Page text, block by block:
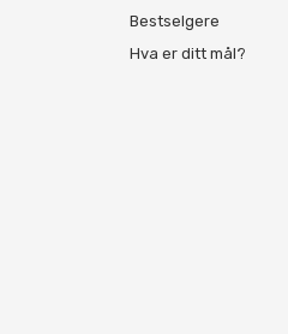
Bestselgere
Hva er ditt mål?